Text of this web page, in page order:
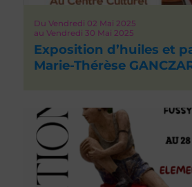
Du Vendredi 02 Mai 2025
au Vendredi 30 Mai 2025
Exposition d’huiles et
Marie-Thérèse